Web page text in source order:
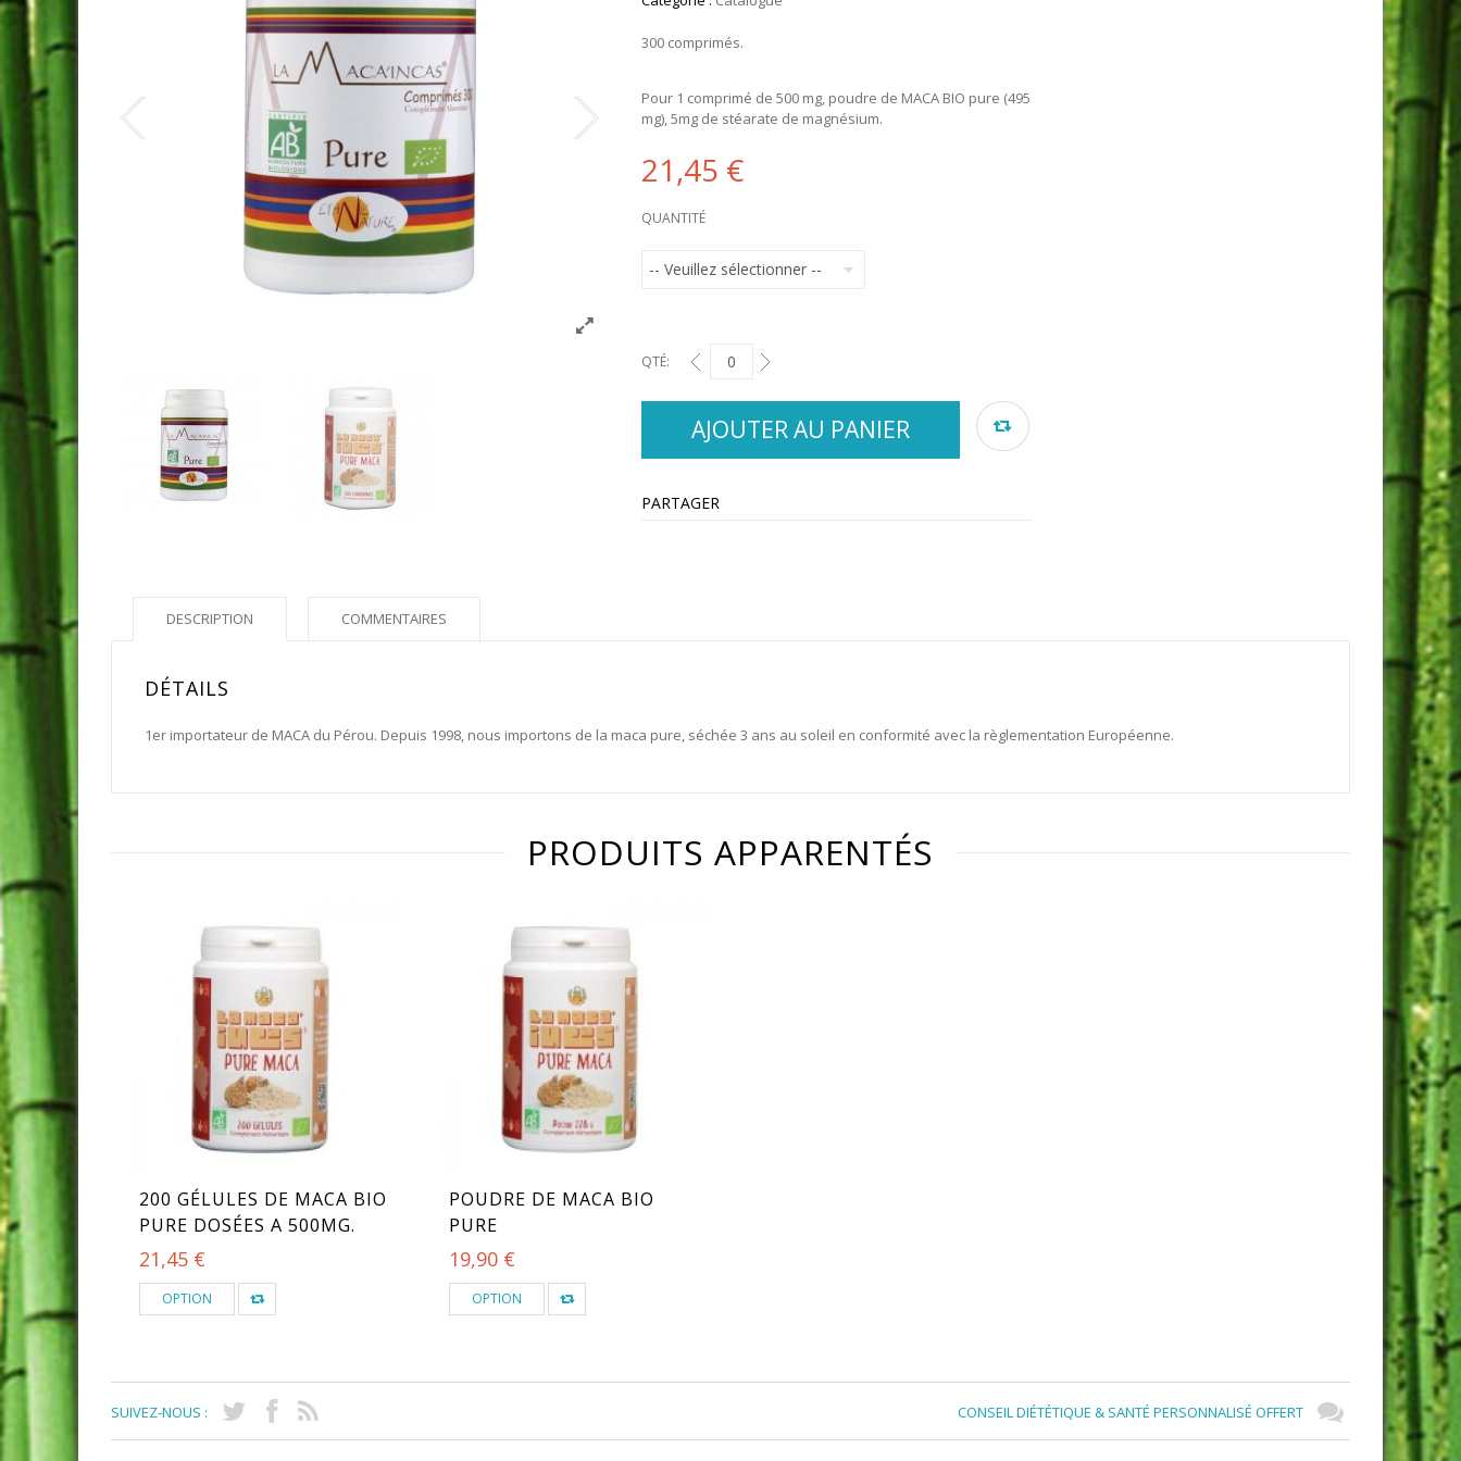
300 comprimés.
Pour 1 comprimé de 500 mg, poudre de MACA BIO pure (495
mg), 5mg de stéarate de magnésium.
21,45 €
QUANTITÉ
QTÉ:
AJOUTER AU PANIER
PARTAGER
DESCRIPTION
DÉTAILS
1er importateur de MACA du Pérou. Depuis 1998, nous importons de la maca pure, séchée 3 ans au soleil en conformité avec la règlementation Européenne.
COMMENTAIRES
PRODUITS APPARENTÉS
200 GÉLULES DE MACA BIO
PURE DOSÉES A 500MG.
21,45 €
OPTION
POUDRE DE MACA BIO
PURE
19,90 €
OPTION
SUIVEZ-NOUS : CONSEIL DIÉTÉTIQUE & SANTÉ PERSONNALISÉ OFFERT